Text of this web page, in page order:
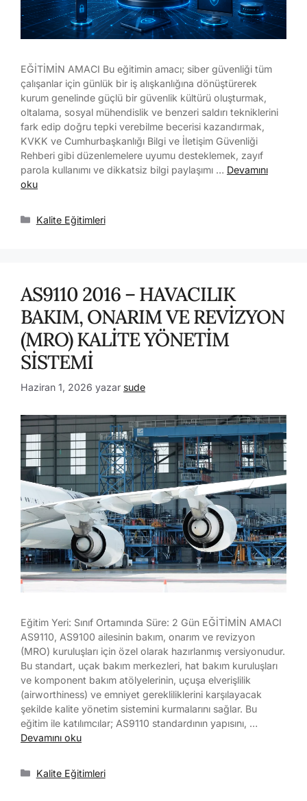
EĞİTİMİN AMACI Bu eğitimin amacı; siber güvenliği tüm
çalışanlar için günlük bir iş alışkanlığına dönüştürerek
kurum genelinde güçlü bir güvenlik kültürü oluşturmak,
oltalama, sosyal mühendislik ve benzeri saldırı tekniklerini
fark edip doğru tepki verebilme becerisi kazandırmak,
KVKK ve Cumhurbaşkanlığı Bilgi ve İletişim Güvenliği
Rehberi gibi düzenlemelere uyumu desteklemek, zayıf
parola kullanımı ve dikkatsiz bilgi paylaşımı … Devamını
oku
Kalite Eğitimleri
AS9110 2016 – HAVACILIK
BAKIM, ONARIM VE REVİZYON
(MRO) KALİTE YÖNETİM
SİSTEMİ
Haziran 1, 2026 yazar sude
Eğitim Yeri: Sınıf Ortamında Süre: 2 Gün EĞİTİMİN AMACI
AS9110, AS9100 ailesinin bakım, onarım ve revizyon
(MRO) kuruluşları için özel olarak hazırlanmış versiyonudur.
Bu standart, uçak bakım merkezleri, hat bakım kuruluşları
ve komponent bakım atölyelerinin, uçuşa elverişlilik
(airworthiness) ve emniyet gerekliliklerini karşılayacak
şekilde kalite yönetim sistemini kurmalarını sağlar. Bu
eğitim ile katılımcılar; AS9110 standardının yapısını, …
Devamını oku
Kalite Eğitimleri